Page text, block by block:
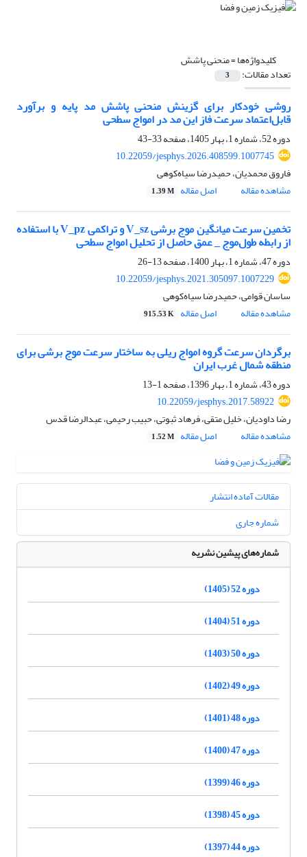
کلیدواژه‌ها =منحنی پاشش
تعداد مقالات: 3
روشی خودکار برای گزینش منحنی‌ پاشش مد پایه و برآورد
قابل‌اعتماد سرعت فاز این مد در امواج سطحی
دوره 52، شماره 1، بهار 1405، صفحه
33-43
10.22059/jesphys.2026.408599.1007745
فاروق محمدیان، حمیدرضا سیاه‌کوهی
مشاهده مقاله
اصل مقاله 1.39 M
تخمین سرعت میانگین موج برشی V_sz و تراکمی V_pz با استفاده
از رابطه طول‌موج _ عمق حاصل از تحلیل امواج سطحی
دوره 47، شماره 1، بهار 1400، صفحه
13-26
10.22059/jesphys.2021.305097.1007229
ساسان قوامی، حمیدرضا سیاه‌کوهی
مشاهده مقاله
اصل مقاله 915.53 K
برگردان سرعت گروه امواج ریلی به ساختار سرعت موج برشی برای
منطقه شمال غرب ایران
دوره 43، شماره 1، بهار 1396، صفحه
1-13
10.22059/jesphys.2017.58922
رضا داودیان، خلیل متقی، فرهاد ثبوتی، حبیب رحیمی، عبدالرضا قدس
مشاهده مقاله
اصل مقاله 1.52 M
مقالات آماده انتشار
شماره جاری
شماره‌های پیشین نشریه
دوره 52 (1405)
دوره 51 (1404)
دوره 50 (1403)
دوره 49 (1402)
دوره 48 (1401)
دوره 47 (1400)
دوره 46 (1399)
دوره 45 (1398)
دوره 44 (1397)